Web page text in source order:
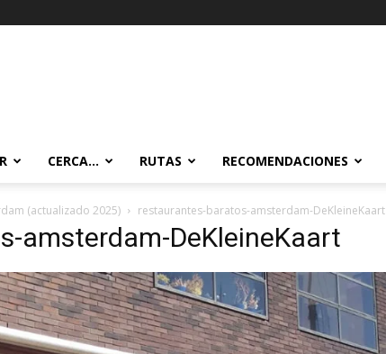
CERCA… RUTAS RECOMENDACIONES
(actualizado 2025) restaurantes-baratos-amsterdam-DeKleineKaart
amsterdam-DeKleineKaart